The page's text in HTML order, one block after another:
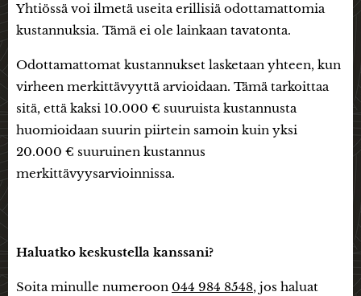
Yhtiössä voi ilmetä useita erillisiä odottamattomia
kustannuksia. Tämä ei ole lainkaan tavatonta.
Odottamattomat kustannukset lasketaan yhteen, kun
virheen merkittävyyttä arvioidaan. Tämä tarkoittaa
sitä, että kaksi 10.000 € suuruista kustannusta
huomioidaan suurin piirtein samoin kuin yksi
20.000 € suuruinen kustannus
merkittävyysarvioinnissa.
Haluatko keskustella kanssani?
Soita minulle numeroon 044 984 8548, jos haluat